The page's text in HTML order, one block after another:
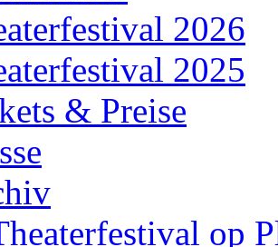
2026
2025
& Preise
op